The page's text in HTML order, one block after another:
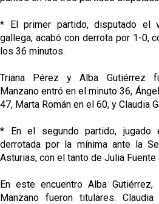
* El primer partido, disputado el
gallega, acabó con derrota por 1-0,
los 36 minutos.
Triana Pérez y Alba Gutiérrez
Manzano entró en el minuto 36,
47, Marta Román en el 60, y Claudia
* En el segundo partido, jugado
derrotada por la mínima ante la
Asturias, con el tanto de Julia Fuente
En este encuentro Alba Gutiérrez,
Manzano fueron titulares.